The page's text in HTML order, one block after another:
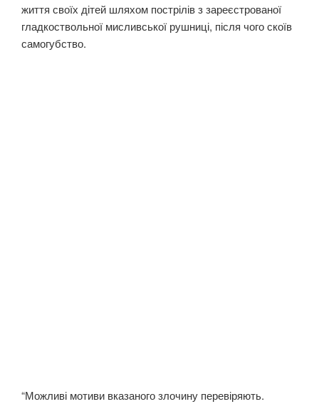
життя своїх дітей шляхом пострілів з зареєстрованої
гладкоствольної мисливської рушниці, після чого скоїв
самогубство.
“Можливі мотиви вказаного злочину перевіряють.